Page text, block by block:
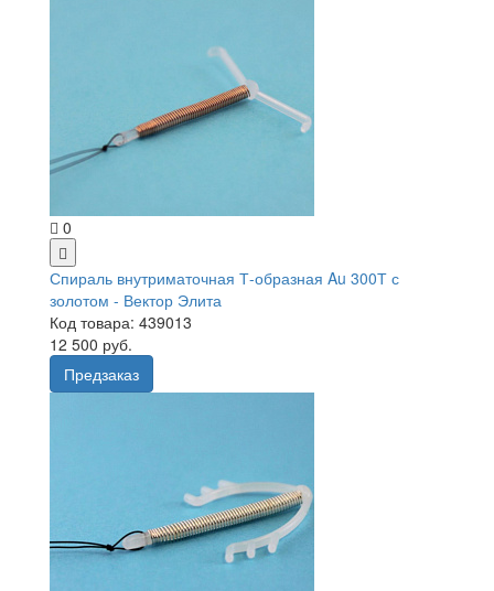
0
Спираль внутриматочная Т-образная Au 300Т с
золотом - Вектор Элита
Код товара: 439013
12 500 руб.
Предзаказ